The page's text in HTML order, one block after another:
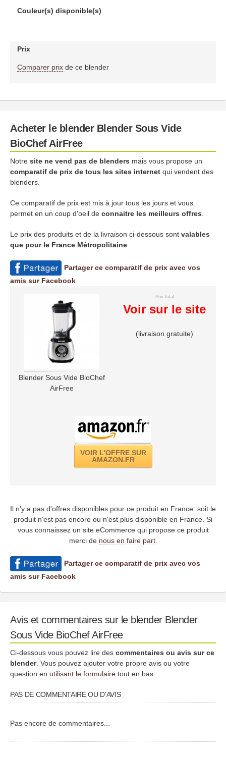
Couleur(s) disponible(s)
Prix
Comparer prixde ce blender
Acheter le blender Blender Sous Vide
BioChef AirFree
Notre site ne vend pas de blenders mais vous propose un
comparatif de prix de tous les sites internet qui vendent des
blenders.
Ce comparatif de prix est mis à jour tous les jours et vous
permet en un coup d'oeil de connaitre les meilleurs offres
Le prix des produits et de la livraison ci-dessous sont valables
que pour le France Métropolitaine
Partager ce comparatif de prix avec vos
amis sur Facebook
Blender Sous Vide BioChef
AirFree
Prix total
Voir sur le site
(livraison gratuite)
VOIR L'OFFRE SUR
AMAZON.FR
Il n'y a pas d'offres disponibles pour ce produit en France: soit le
produit n'est pas encore ou n'est plus disponible en France. Si
vous connaissez un site eCommerce qui propose ce produit
merci de nous en faire part.
Partager ce comparatif de prix avec vos
amis sur Facebook
Avis et commentaires sur le blender Blender
Sous Vide BioChef AirFree
Ci-dessous vous pouvez lire des commentaires ou avis sur ce
blender. Vous pouvez ajouter votre propre avis ou votre
question en utilisant le formulaire tout en bas.
PAS DE COMMENTAIRE OU D'AVIS
Pas encore de commentaires...